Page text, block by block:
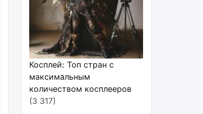
Косплей: Топ стран с
максимальным
количеством косплееров
(3 317)